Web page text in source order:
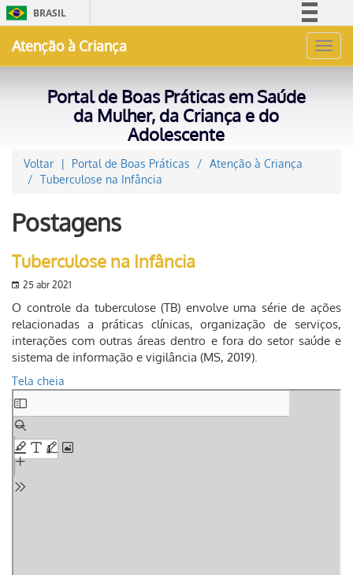
BRASIL
Acesso à informação
Canais
Atenção à Criança
Portal de Boas Práticas em Saúde
da Mulher, da Criança e do
Adolescente
Voltar Portal de Boas Práticas
Atenção à Criança
Tuberculose na Infância
Postagens
Tuberculose na Infância
25 abr 2021
O controle da tuberculose (TB) envolve uma série de ações
relacionadas a práticas clínicas, organização de serviços,
interações com outras áreas dentro e fora do setor saúde e
sistema de informação e vigilância (MS, 2019).
Tela cheia
Skip
to
PDF
content